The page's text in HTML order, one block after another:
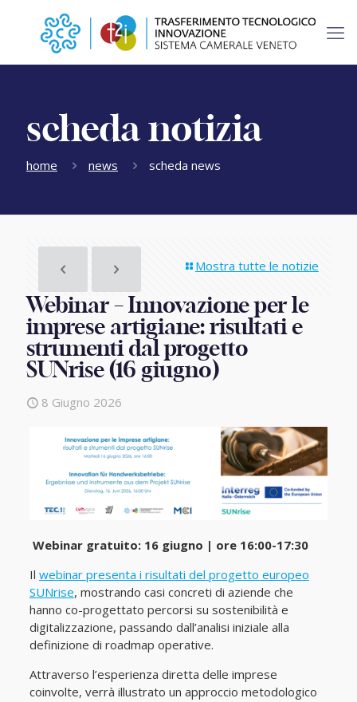
scheda notizia
home news scheda news
Mostra tutte le notizie
Webinar – Innovazione per le
imprese artigiane: risultati e
strumenti dal progetto
SUNrise (16 giugno)
8 Giugno 2026
Webinar gratuito: 16 giugno | ore 16:00-17:30
Il webinar presenta i risultati del progetto europeo
SUNrise, mostrando casi concreti di aziende che
hanno co-progettato percorsi su sostenibilità e
digitalizzazione, passando dall’analisi iniziale alla
definizione di roadmap operative.
Attraverso l’esperienza diretta delle imprese
coinvolte, verrà illustrato un approccio metodologico